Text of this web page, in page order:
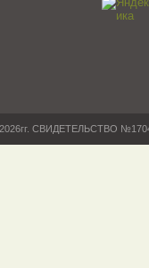
2026гг. СВИДЕТЕЛЬСТВО